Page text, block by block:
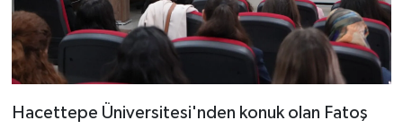
Hacettepe Üniversitesi'nden konuk olan Fatoş